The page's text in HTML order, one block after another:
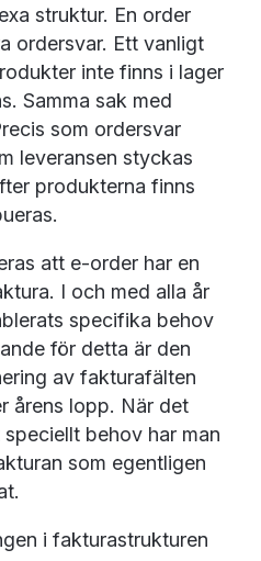
struktur. En order
ordersvar. Ett vanligt
inte finns i lager
Samma sak med
som ordersvar
leveransen styckas
produkterna finns
att e-order har en
I och med alla år
specifika behov
för detta är den
av fakturafälten
årens lopp. När det
behov har man
som egentligen
i fakturastrukturen